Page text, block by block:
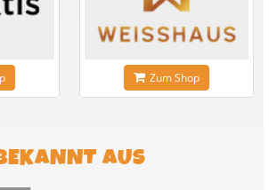
Zum Shop
AUS